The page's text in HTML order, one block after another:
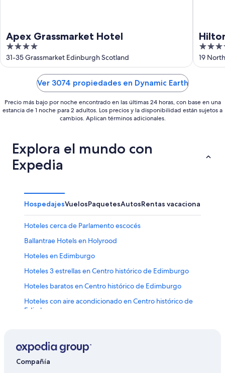
Apex Grassmarket Hotel
4
out
of
31-35 Grassmarket Edinburgh Scotland
4
out
of
19
Ver 3074 propiedades en Dynamic Earth
Precio más bajo por noche encontrado en las últimas 24 horas, con base en una
estancia de 1 noche para 2 adultos. Los precios y la disponibilidad están sujetos a
cambios. Aplican términos adicionales.
Explora el mundo con
Expedia
HospedajesVuelosPaquetesAutosRentas vacacionales
Hoteles cerca de Parlamento escocés
Ballantrae Hotels en Holyrood
Hoteles en Edimburgo
Hoteles 3 estrellas en Centro histórico de Edimburgo
Hoteles baratos en Centro histórico de Edimburgo
Hoteles con aire acondicionado en Centro histórico de
Edimburgo
Hoteles en Centro histórico de Edimburgo
Hoteles cerca de Royal Mile
Compañía